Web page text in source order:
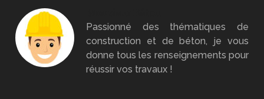
Passionné des thématiques de
construction et de béton, je vous
donne tous les renseignements pour
réussir vos travaux !